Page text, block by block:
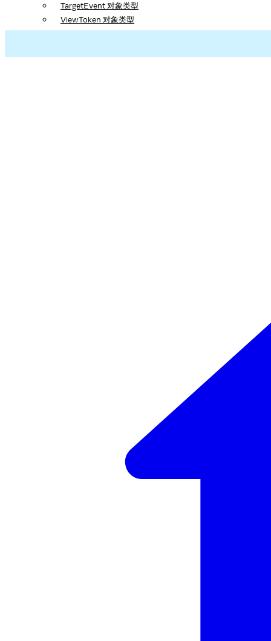
TargetEvent 对象类型
ViewToken 对象类型